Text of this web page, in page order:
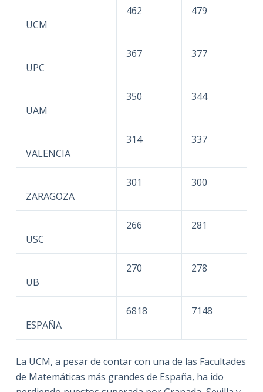
UCM
462 479
UPC
367 377
UAM
350 344
VALENCIA
314 337
ZARAGOZA
301 300
USC
266 281
UB
270 278
ESPAÑA
6818 7148
La UCM, a pesar de contar con una de las Facultades
de Matemáticas más grandes de España, ha ido